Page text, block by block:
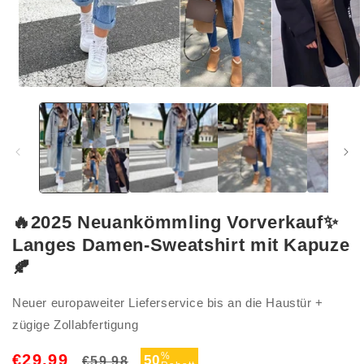
Modal
öffnen
🔥2025 Neuankömmling Vorverkauf✨
Langes Damen-Sweatshirt mit Kapuze
🍂
Neuer europaweiter Lieferservice bis an die Haustür +
zügige Zollabfertigung
€29,99
Normaler
€59,98 Verkaufspreis
50%